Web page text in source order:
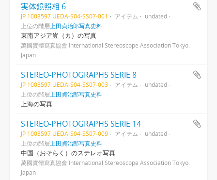
実体鏡照相 6
JP 1003597 UEDA-S04-SS07-001 アイテム
undated
上位の階層 上田貞治郎写真史料
東南アジア豈（カ）の写真
萬國實體寫真協會 International Stereoscope Association Tokyo.
Japan
STEREO-PHOTOGRAPHS SERIE 8
JP 1003597 UEDA-S04-SS07-003 アイテム
undated
上位の階層 上田貞治郎写真史料
上海の写真
STEREO-PHOTOGRAPHS SERIE 14
JP 1003597 UEDA-S04-SS07-009 アイテム
undated
上位の階層 上田貞治郎写真史料
中国（おそらく）のステレオ写真
萬國實體寫真協會 International Stereoscope Association Tokyo.
Japan